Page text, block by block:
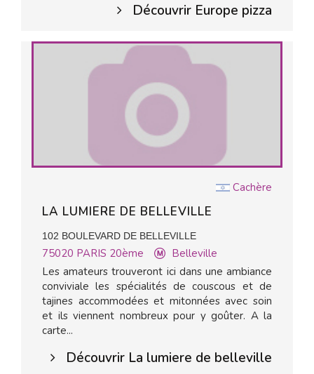
Découvrir Europe pizza
Cachère
LA LUMIERE DE BELLEVILLE
102 BOULEVARD DE BELLEVILLE
75020 PARIS 20ème
Belleville
Les amateurs trouveront ici dans une ambiance
conviviale les spécialités de couscous et de
tajines accommodées et mitonnées avec soin
et ils viennent nombreux pour y goûter. A la
carte...
Découvrir La lumiere de belleville